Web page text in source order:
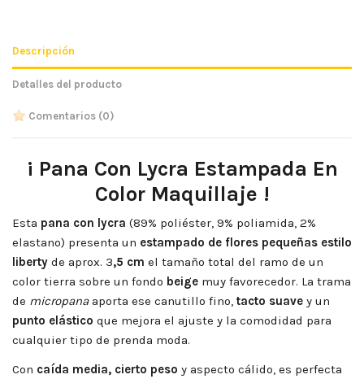
Descripción
Detalles del producto
Comentarios (0)
¡ Pana Con Lycra Estampada En
Color Maquillaje !
Esta pana con lycra (89% poliéster, 9% poliamida, 2%
elastano) presenta un estampado de flores pequeñas estilo
liberty de aprox. 3,5 cm el tamaño total del ramo de un
color tierra sobre un fondo beige muy favorecedor. La trama
de micropanaaporta ese canutillo fino, tacto suave y un
punto elástico que mejora el ajuste y la comodidad para
cualquier tipo de prenda moda.
Con caída media, cierto peso y aspecto cálido, es perfecta